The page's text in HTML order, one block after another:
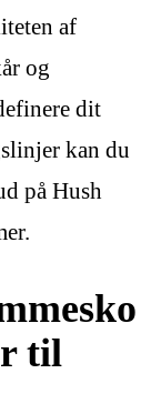
af
og
dit
kan du
på Hush
til